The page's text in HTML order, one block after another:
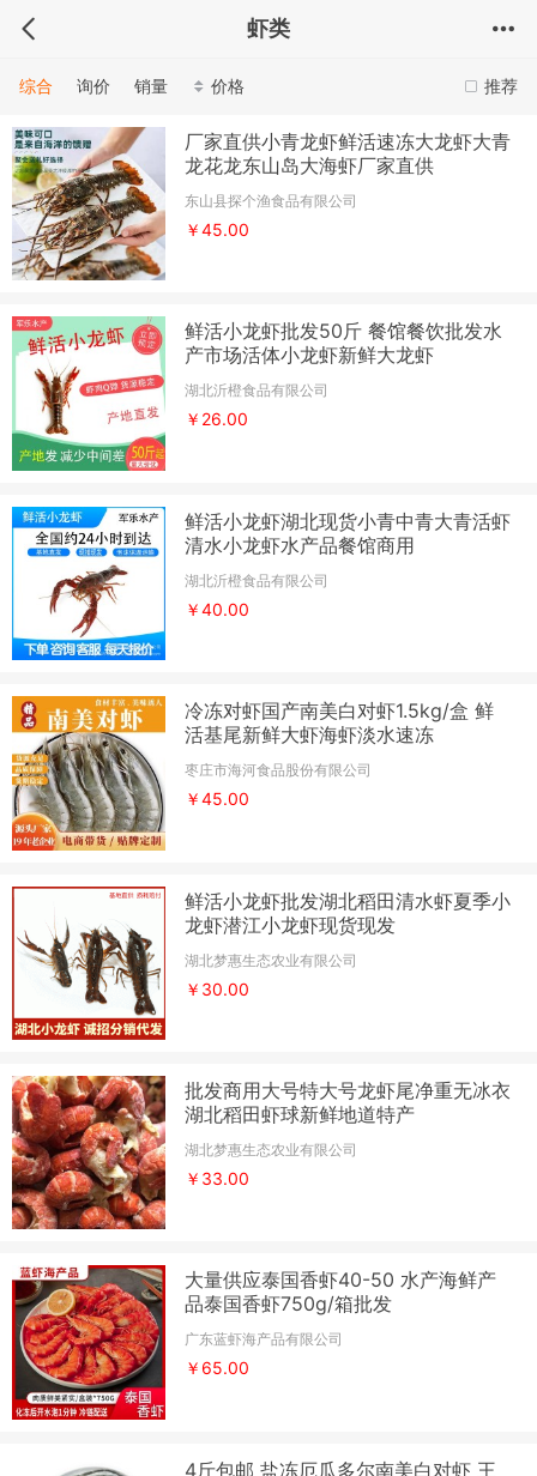
虾类
推荐
综合 询价 销量 价格
厂家直供小青龙虾鲜活速冻大龙虾大青
龙花龙东山岛大海虾厂家直供
东山县探个渔食品有限公司
￥45.00
鲜活小龙虾批发50斤 餐馆餐饮批发水
产市场活体小龙虾新鲜大龙虾
湖北沂橙食品有限公司
￥26.00
鲜活小龙虾湖北现货小青中青大青活虾
清水小龙虾水产品餐馆商用
湖北沂橙食品有限公司
￥40.00
冷冻对虾国产南美白对虾1.5kg/盒 鲜
活基尾新鲜大虾海虾淡水速冻
枣庄市海河食品股份有限公司
￥45.00
鲜活小龙虾批发湖北稻田清水虾夏季小
龙虾潜江小龙虾现货现发
湖北梦惠生态农业有限公司
￥30.00
批发商用大号特大号龙虾尾净重无冰衣
湖北稻田虾球新鲜地道特产
湖北梦惠生态农业有限公司
￥33.00
大量供应泰国香虾40-50 水产海鲜产
品泰国香虾750g/箱批发
广东蓝虾海产品有限公司
￥65.00
4斤包邮 盐冻厄瓜多尔南美白对虾 王